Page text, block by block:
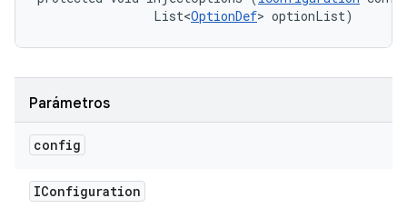
                List<
OptionDef> optionList)
Parámetros
config
IConfiguration